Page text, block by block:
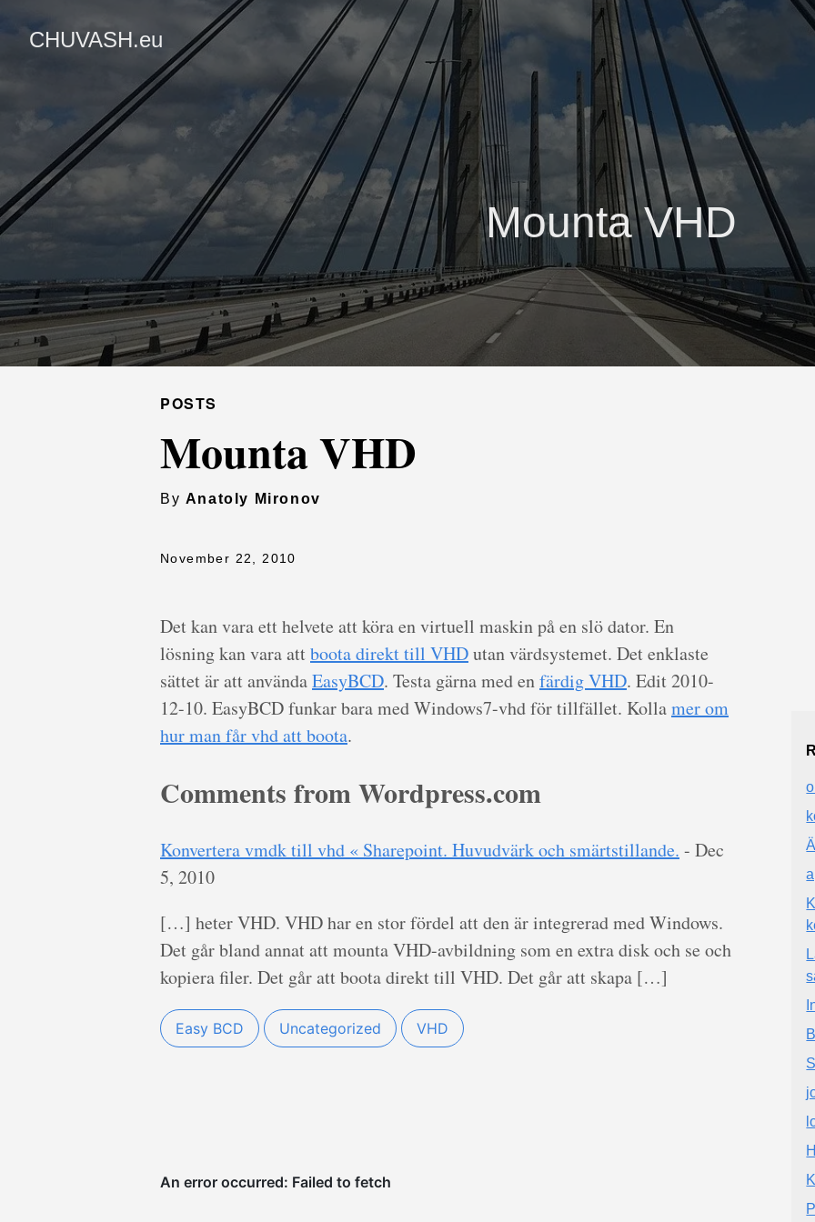
CHUVASH.eu
Mounta VHD
POSTS
Mounta VHD
By Anatoly Mironov
November 22, 2010
Det kan vara ett helvete att köra en virtuell maskin på en slö dator. En
lösning kan vara attboota direkt till VHDutan värdsystemet. Det enklaste
sättet är att användaEasyBCD. Testa gärna med enfärdig VHD. Edit 2010-
12-10. EasyBCD funkar bara med Windows7-vhd för tillfället. Kollamer om
hur man får vhd att boota.
Comments from Wordpress.com
Konvertera vmdk till vhd « Sharepoint. Huvudvärk och smärtstillande. - Dec
5, 2010
[…] heter VHD. VHD har en stor fördel att den är integrerad med Windows.
Det går bland annat att mounta VHD-avbildning som en extra disk och se och
kopiera filer. Det går att boota direkt till VHD. Det går att skapa […]
Easy BCD Uncategorized VHD